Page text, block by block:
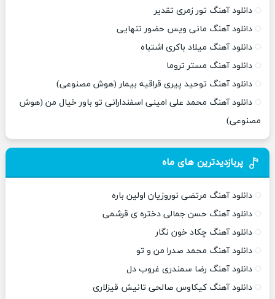
دانلود آهنگ تور زمری تقدیر
دانلود آهنگ مانی ویس حضور تنهایی
دانلود آهنگ میلاد باکری اشتباه
دانلود آهنگ مستر تروما
دانلود آهنگ توحید پیری قراقیه بیمار (هوش مصنوعی)
دانلود آهنگ محمد علی امینی اسفندارانی تو باور خیال من (هوش
مصنوعی)
پربازدیدترین های ماه
دانلود آهنگ مرتضی نوروزیان اولین باره
دانلود آهنگ حسن جمالی دختره ی قرشمی
دانلود آهنگ چکاد خون نگار
دانلود آهنگ محمد صدرا من و تو
دانلود آهنگ رضا سمندری غروب دل
دانلود آهنگ کیکاوس صالحی تانیش قیزلاری